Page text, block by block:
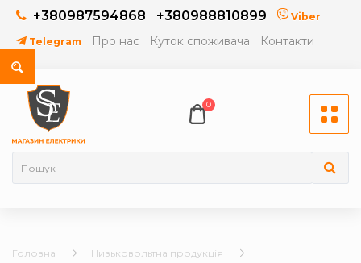
+380987594868 +380988810899 Viber
Telegram Про нас Куток споживача Контакти
0
Головна
Низьковольтна продукція